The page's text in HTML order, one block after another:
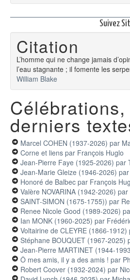
Suivez
Citation
L’homme qui ne change jamais
l’eau stagnante ; il fomente les
William Blake
derniers
Marcel COHEN (1937-2026) par
Corne et liens par François Huglo
Jean-Pierre Faye (1925-2026) par
Jean-Marie Gleize (1946-2026)
Honoré de Balbec par François
Valère NOVARINA (1942-2026) par
SAINT-SIMON (1675-1755)) par
Renee Nicole Good (1989-2026)
Ian MONK (1960-2025) par
Voltairine de CLEYRE (1866-1912)
Stéphane BOUQUET (1967-2025)
Jean-Pierre MARTINET (1944-
Ô mes amis, il y a des amis ! par
Robert Coover (1932-2024) par